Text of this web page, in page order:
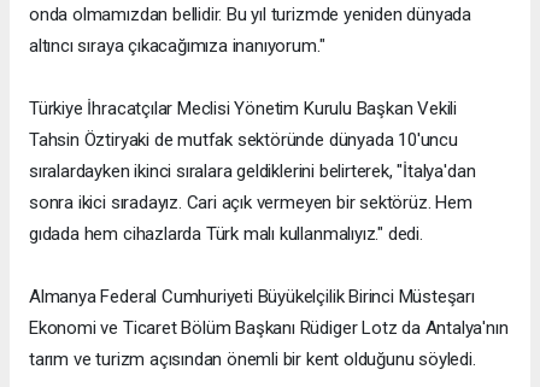
onda olmamızdan bellidir. Bu yıl turizmde yeniden dünyada
altıncı sıraya çıkacağımıza inanıyorum."
Türkiye İhracatçılar Meclisi Yönetim Kurulu Başkan Vekili
Tahsin Öztiryaki de mutfak sektöründe dünyada 10'uncu
sıralardayken ikinci sıralara geldiklerini belirterek, "İtalya'dan
sonra ikici sıradayız. Cari açık vermeyen bir sektörüz. Hem
gıdada hem cihazlarda Türk malı kullanmalıyız." dedi.
Almanya Federal Cumhuriyeti Büyükelçilik Birinci Müsteşarı
Ekonomi ve Ticaret Bölüm Başkanı Rüdiger Lotz da Antalya'nın
tarım ve turizm açısından önemli bir kent olduğunu söyledi.